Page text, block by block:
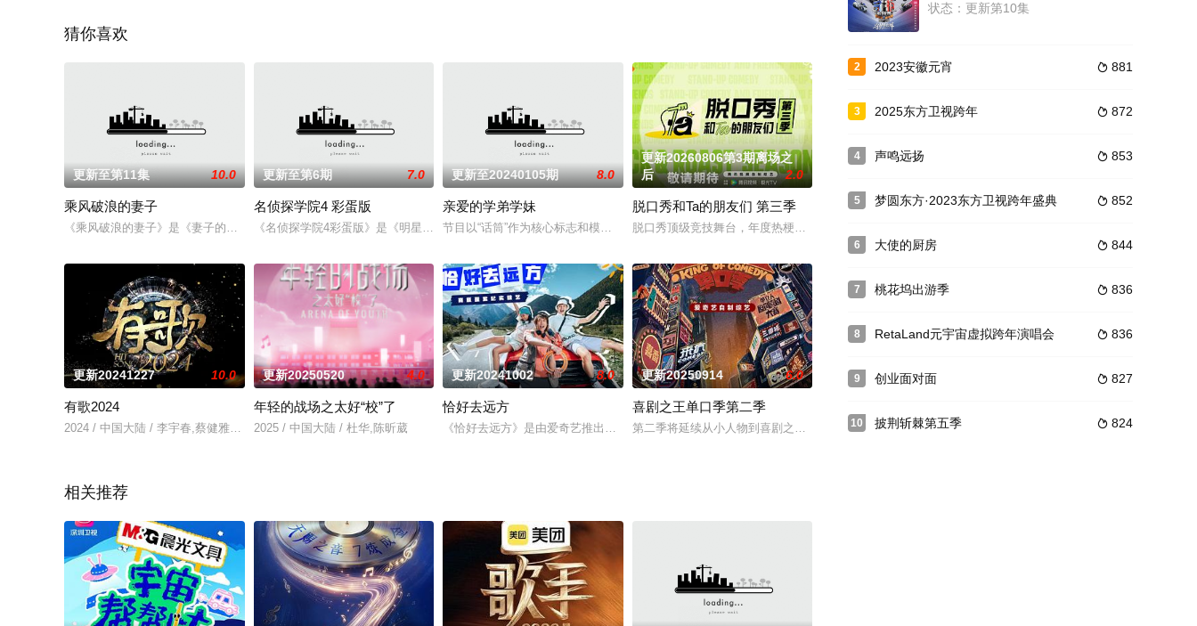
猜你喜欢
更新至第11集 10.0
乘风破浪的妻子
《乘风破浪的妻子》是《妻子的浪漫旅行 第四季》会员衍生节目；妻子们通过旅行突破自己完成蜕变，乘风破浪的心路历程。
更新至第6期 7.0
名侦探学院4 彩蛋版
《名侦探学院4彩蛋版》是《明星大侦探之名侦探学院 第四季》的衍生节目，以学长们录制后的采访花絮为主。通过特别彩蛋放送的形式，展现节目录制中学长们的真实
更新至20240105期 8.0
亲爱的学弟学妹
节目以“话筒”作为核心标志和模式点，已毕业的 “优秀毕业生”，以快闪的形式惊喜空降到母校，用“开放麦”形式开启回逛母校一日之旅，收集来自母
更新20260806第3期离场之
后
2.0
脱口秀和Ta的朋友们 第三季
脱口秀顶级竞技舞台，年度热梗发源地，2026夏天准时快乐
更新20241227 10.0
有歌2024
2024 / 中国大陆 / 李宇春,蔡健雅,汪苏泷,张信哲,陈楚生,陶喆,张碧晨
更新20250520 4.0
年轻的战场之太好“校”了
2025 / 中国大陆 / 杜华,陈昕葳
更新20241002 8.0
恰好去远方
《恰好去远方》是由爱奇艺推出的高原探索纪实综艺，预计Q2上线。节目将邀请一群摇滚人前往藏地旅行，台上特立独行的摇滚音乐人在旅途中又
更新20250914 6.0
喜剧之王单口季第二季
第二季将延续从小人物到喜剧之王的故事，汇聚来自全国各地脱口秀俱乐部及海外优秀单口喜剧演员，这些演
相关推荐
状态：更新第10集
2  881
2023安徽元宵
3  872
2025东方卫视跨年
4  853
声鸣远扬
5  852
梦圆东方·2023东方卫视跨年盛典
6  844
大使的厨房
7  836
桃花坞出游季
8  836
RetaLand元宇宙虚拟跨年演唱会
9  827
创业面对面
10  824
披荆斩棘第五季